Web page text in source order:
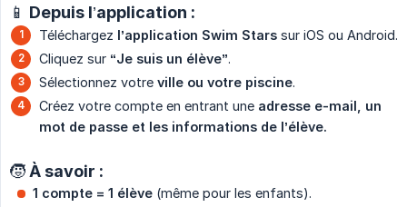
📱 Depuis l’application :
Téléchargez l’application Swim Stars sur iOS ou Android.
Cliquez sur “Je suis un élève”.
Sélectionnez votre ville ou votre piscine.
Créez votre compte en entrant une adresse e-mail, un
mot de passe et les informations de l’élève.
🧒 À savoir :
1 compte = 1 élève (même pour les enfants).